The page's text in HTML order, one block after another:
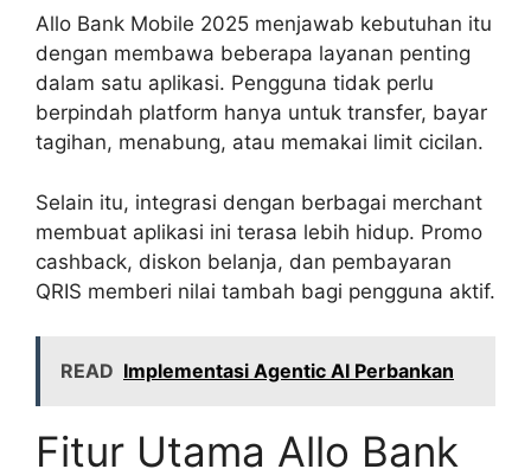
Allo Bank Mobile 2025 menjawab kebutuhan itu
dengan membawa beberapa layanan penting
dalam satu aplikasi. Pengguna tidak perlu
berpindah platform hanya untuk transfer, bayar
tagihan, menabung, atau memakai limit cicilan.
Selain itu, integrasi dengan berbagai merchant
membuat aplikasi ini terasa lebih hidup. Promo
cashback, diskon belanja, dan pembayaran
QRIS memberi nilai tambah bagi pengguna aktif.
READ Implementasi Agentic AI Perbankan
Fitur Utama Allo Bank